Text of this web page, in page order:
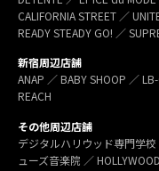
CALIFORNIA STREET ／
READY STEADY GO! ／
新宿周辺店舗
ANAP ／ BABY SHOOP ／
REACH
その他周辺店舗
デジタルハリウッド専門学
ューズ音楽院 ／